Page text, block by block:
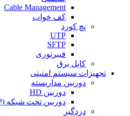
Cable Management
کف خواب
پچ کورد
UTP
SFTP
فیبرنوری
کابل برق
تجهیزات سیستم امنیتی
دوربین مداربسته
دوربین HD
دوربین تحت شبکه (IP)
دزدگیر